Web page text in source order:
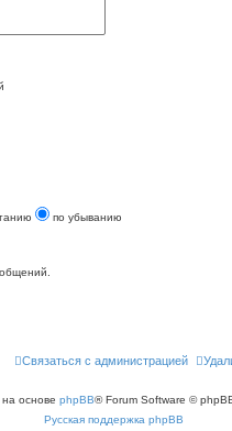
по убыванию
Связаться с администрацией
основе phpBB® Forum Software ©
Русская поддержка phpBB